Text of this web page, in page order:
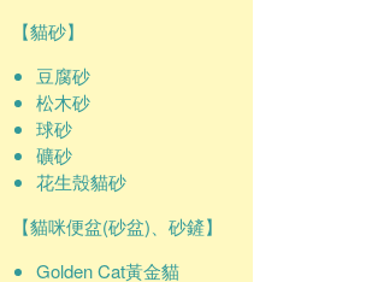
【貓砂】
豆腐砂
松木砂
球砂
礦砂
花生殼貓砂
【貓咪便盆(砂盆)、砂鏟】
Golden Cat黃金貓